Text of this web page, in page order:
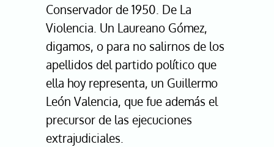
Conservador de 1950. De La
Violencia. Un Laureano Gómez,
digamos, o para no salirnos de los
apellidos del partido político que
ella hoy representa, un Guillermo
León Valencia, que fue además el
precursor de las ejecuciones
extrajudiciales.